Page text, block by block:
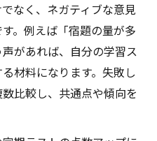
なく、ネガティブな意見
。例えば「宿題の量が多
があれば、自分の学習ス
材料になります。失敗し
比較し、共通点や傾向を